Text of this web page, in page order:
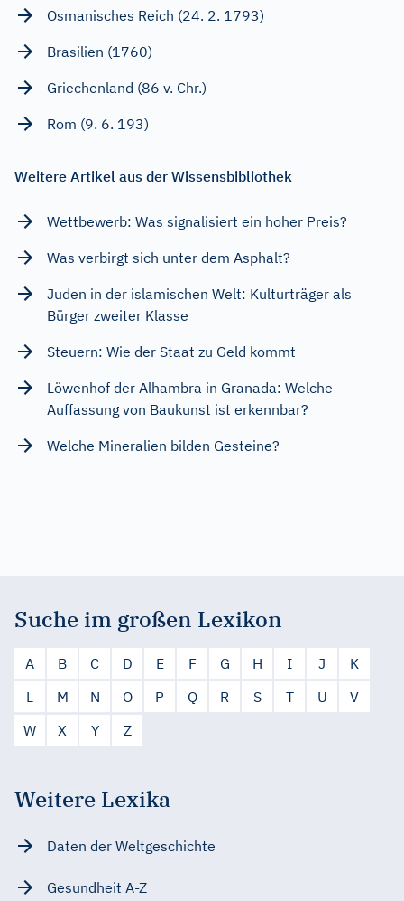
Osmanisches Reich (24. 2. 1793)
Brasilien (1760)
Griechenland (86 v. Chr.)
Rom (9. 6. 193)
Weitere Artikel aus der Wissensbibliothek
Wettbewerb: Was signalisiert ein hoher Preis?
Was verbirgt sich unter dem Asphalt?
Juden in der islamischen Welt: Kulturträger als
Bürger zweiter Klasse
Steuern: Wie der Staat zu Geld kommt
Löwenhof der Alhambra in Granada: Welche
Auffassung von Baukunst ist erkennbar?
Welche Mineralien bilden Gesteine?
Suche im großen Lexikon
A B C D E F G H I J
K
L
M N O P Q R S T U
V
W
X Y Z
Weitere Lexika
Daten der Weltgeschichte
Gesundheit A-Z